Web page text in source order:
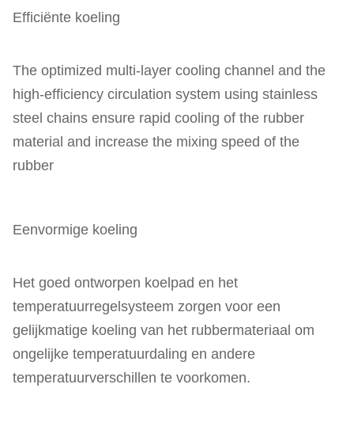
Efficiënte koeling
The optimized multi-layer cooling channel and the
high-efficiency circulation system using stainless
steel chains ensure rapid cooling of the rubber
material and increase the mixing speed of the
rubber
Eenvormige koeling
Het goed ontworpen koelpad en het
temperatuurregelsysteem zorgen voor een
gelijkmatige koeling van het rubbermateriaal om
ongelijke temperatuurdaling en andere
temperatuurverschillen te voorkomen.